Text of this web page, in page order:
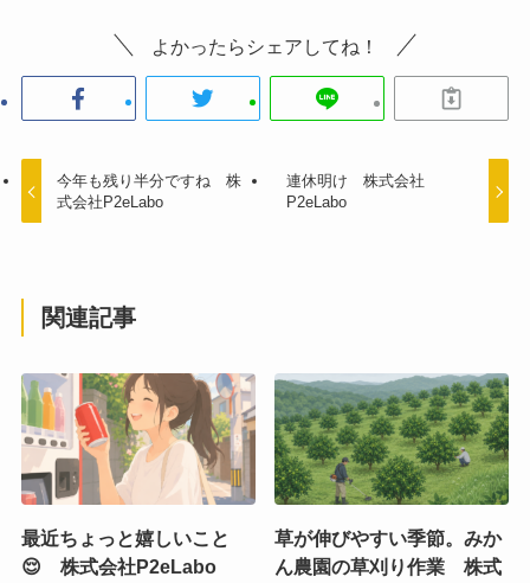
よかったらシェアしてね！
今年も残り半分ですね 株
式会社P2eLabo
連休明け 株式会社
P2eLabo
関連記事
最近ちょっと嬉しいこと
😌 株式会社P2eLabo
草が伸びやすい季節。みか
ん農園の草刈り作業 株式